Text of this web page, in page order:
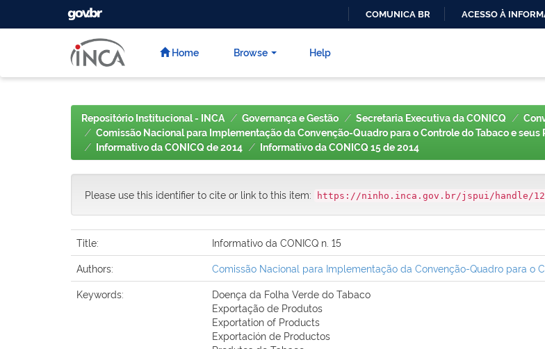
CONTEÚDO
GOVBR
COMUNICA BR ACESSO À
Home Browse Help
Repositório Institucional - INCA Governança e Gestão Secretaria Executiva da CONICQ
Comissão Nacional para Implementação da Convenção-Quadro para o Controle do Tabaco e seus
Informativo da CONICQ de 2014
Informativo da CONICQ 15 de 2014
Please use this identifier to cite or link to this item: https://ninho.inca.gov.br/jspui/handle/
Title:
Informativo da CONICQ n. 15
Authors:
Comissão Nacional para Implementação da Convenção-Quadro para o
Keywords:
Doença da Folha Verde do Tabaco
Exportação de Produtos
Exportation of Products
Exportación de Productos